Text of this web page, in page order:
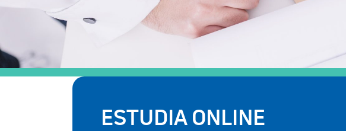
ESTUDIA ONLINE